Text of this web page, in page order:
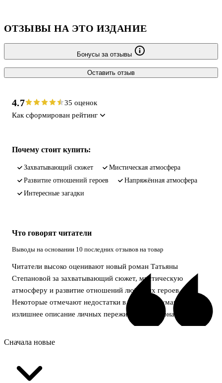
ОТЗЫВЫ НА ЭТО ИЗДАНИЕ
Бонусы за отзывы
Оставить отзыв
4.7
35 оценок
Как сформирован рейтинг
Почему стоит купить:
захватывающий сюжет
мистическая атмосфера
развитие отношений героев
напряжённая атмосфера
интересные загадки
Что говорят читатели
Выводы на основании 10 последних отзывов на товар
Читатели высоко оценивают новый роман Татьяны
Степановой за захватывающий сюжет, мистическую
атмосферу и развитие отношений любимых героев.
Некоторые отмечают недостатки в качестве бумаги и
излишнее описание личных переживаний персонажей.
Сначала новые